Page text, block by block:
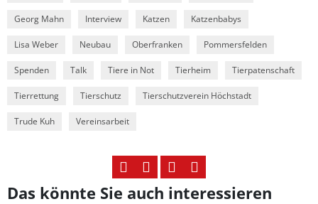
Georg Mahn Interview Katzen Katzenbabys
Lisa Weber Neubau Oberfranken Pommersfelden
Spenden Talk Tiere in Not Tierheim Tierpatenschaft
Tierrettung Tierschutz Tierschutzverein Höchstadt
Trude Kuh Vereinsarbeit
Das könnte Sie auch interessieren